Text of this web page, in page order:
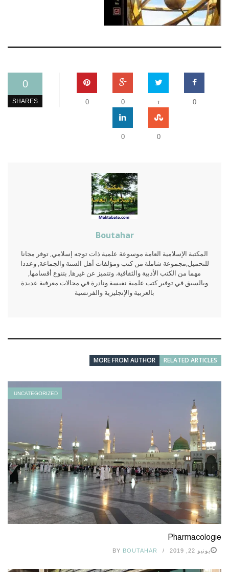
0
SHARES 0
+
0
0
0
0
Boutahar
المكتبة الإسلامية العامة موسوعة علمية ذات توجه إسلامي, توفر مجانا
للتحميل,مجموعة شاملة من كتب ومؤلفات أهل السنة والجماعة, وعددا
مهما من الكتب الأدبية والثقافية. وتتميز عن غيرها, بتنوع أقسامها,
وبالسبق في توفير كتب علمية نفيسة ونادرة في مجالات معرفية عديدة
بالعربية والإنجليزية والفرنسية
RELATED ARTICLES
MORE FROM AUTHOR
UNCATEGORIZED
Pharmacologie
يونيو 22, 2019 BY BOUTAHAR